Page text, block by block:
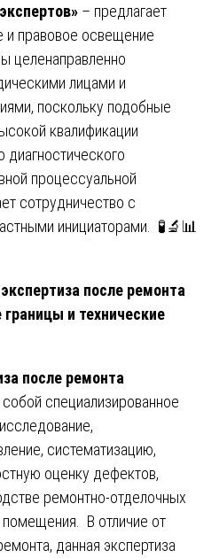
– предлагает
и правовое освещение
целенаправленно
лицами и
поскольку подобные
квалификации
диагностического
процессуальной
сотрудничество с
инициаторами. 🧪🔬📊
после ремонта
и технические
после ремонта
специализированное
систематизацию,
оценку дефектов,
ремонтно-отделочных
помещения. В отличие от
данная экспертиза